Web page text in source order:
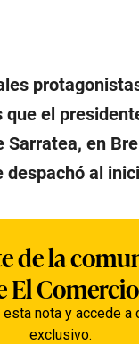
el
en
al